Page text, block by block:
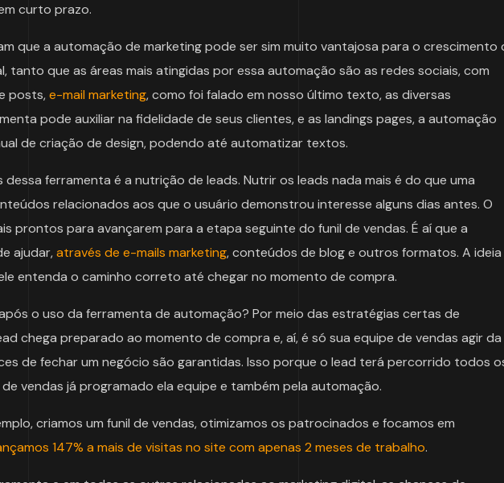
curto prazo.
que a automação de marketing pode ser sim muito vantajosa para o crescimento
tanto que as áreas mais atingidas por essa automação são as redes sociais, com
posts,e-mail marketing, como foi falado em nosso último texto, as diversas
pode auxiliar na fidelidade de seus clientes, e as landings pages, a automação
de criação de design, podendo até automatizar textos.
dessa ferramenta é a nutrição de leads. Nutrir os leads nada mais é do que uma
relacionados aos que o usuário demonstrou interesse alguns dias antes. O
prontos para avançarem para a etapa seguinte do funil de vendas. É aí que a
ajudar,através de e-mails marketing, conteúdos de blog e outros formatos. A ideia
entenda o caminho correto até chegar no momento de compra.
o uso da ferramenta de automação? Por meio das estratégias certas de
chega preparado ao momento de compra e, aí, é só sua equipe de vendas agir da
de fechar um negócio são garantidas. Isso porque o lead terá percorrido todos
vendas já programado ela equipe e também pela automação.
criamos um funil de vendas, otimizamos os patrocinados e focamos em
147% a mais de visitas no site com apenas 2 meses de trabalho.